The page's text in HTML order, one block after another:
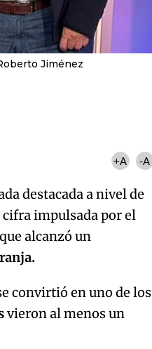
Jiménez
+A -A
destacada a nivel de
cifra impulsada por el
alcanzó un
convirtió en uno de los
vieron al menos un